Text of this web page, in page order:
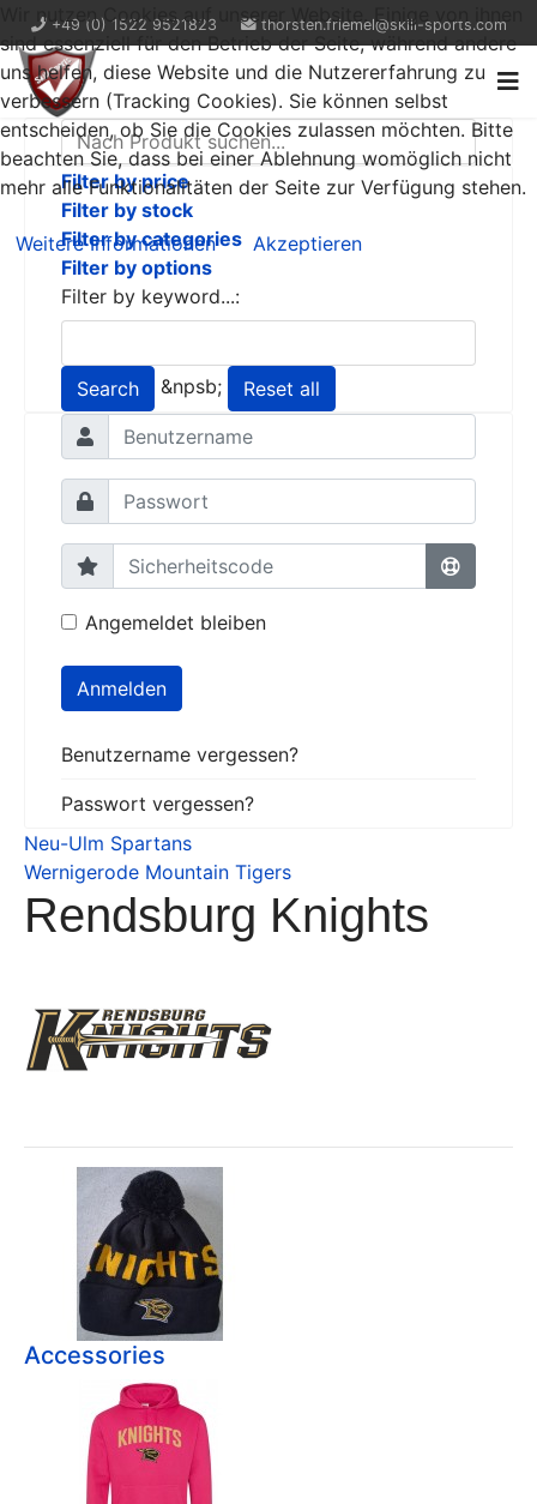
+49 (0) 1522 9521823 thorsten.friemel@skill-sports.com
Filter by price
Filter by stock
Filter by categories
Filter by options
Filter by keyword...:
Search &npsb; Reset all
Angemeldet bleiben
Anmelden
Benutzername vergessen?
Passwort vergessen?
Neu-Ulm Spartans
Wernigerode Mountain Tigers
Rendsburg Knights
Accessories
Wir nutzen Cookies auf unserer Website. Einige von ihnen
sind essenziell für den Betrieb der Seite, während andere
uns helfen, diese Website und die Nutzererfahrung zu
verbessern (Tracking Cookies). Sie können selbst
entscheiden, ob Sie die Cookies zulassen möchten. Bitte
beachten Sie, dass bei einer Ablehnung womöglich nicht
mehr alle Funktionalitäten der Seite zur Verfügung stehen.
Weitere Informationen Akzeptieren